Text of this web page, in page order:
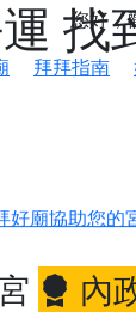
找
您好，
拜拜指南
生宮】慶讚
內